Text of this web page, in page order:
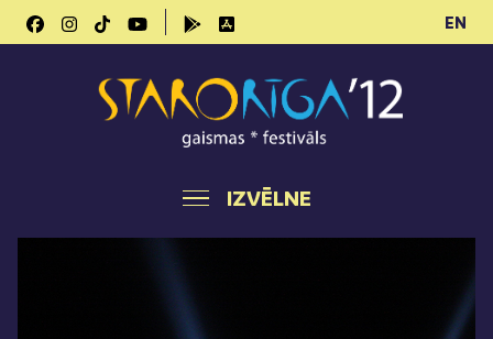
EN
IZVĒLNE